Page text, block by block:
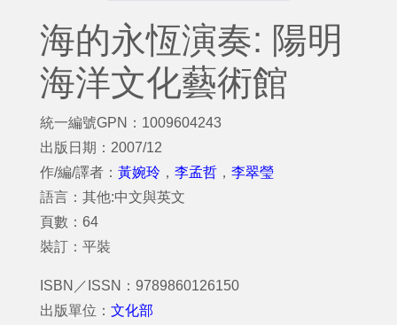
海的永恆演奏: 陽明
海洋文化藝術館
統一編號GPN：1009604243
出版日期：2007/12
作/編/譯者： 黃婉玲 ， 李孟哲 ， 李翠瑩
語言：其他:中文與英文
頁數：64
裝訂：平裝
ISBN／ISSN：9789860126150
出版單位： 文化部